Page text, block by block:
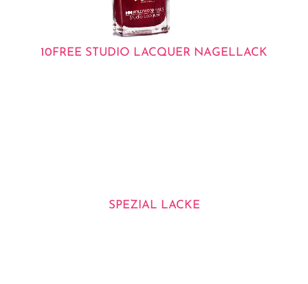
10FREE STUDIO LACQUER NAGELLACK
SPEZIAL LACKE